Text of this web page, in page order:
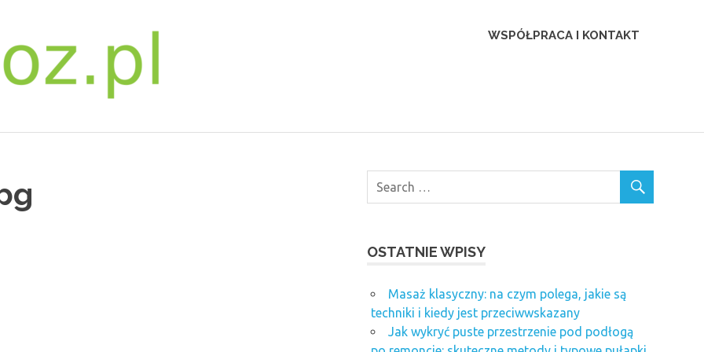
WSPÓŁPRACA I KONTAKT
OSTATNIE WPISY
Masaż klasyczny: na czym polega, jakie są
techniki i kiedy jest przeciwwskazany
Jak wykryć puste przestrzenie pod podłogą